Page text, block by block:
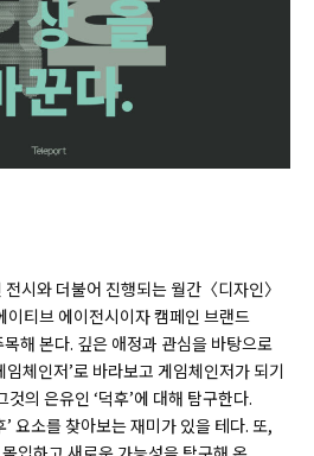
시와 더불어 진행되는 월간〈디자인〉
이티브 에이전시이자 캠페인 브랜드
목해 본다. 깊은 애정과 관심을 바탕으로
체인저’로 바라보고 게임체인저가 되기
의 은유인 ‘덕후’에 대해 탐구한다.
요소를 찾아보는 재미가 있을 테다. 또,